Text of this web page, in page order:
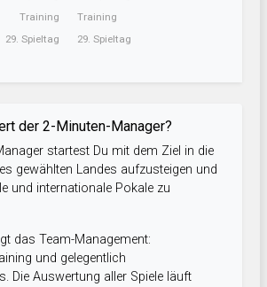
Training
29. Spieltag
Training
29. Spieltag
der 2-Minuten-Manager?
startest Du mit dem Ziel in die
gewählten Landes aufzusteigen und
und internationale Pokale zu
das Team-Management:
und gelegentlich
Die Auswertung aller Spiele läuft